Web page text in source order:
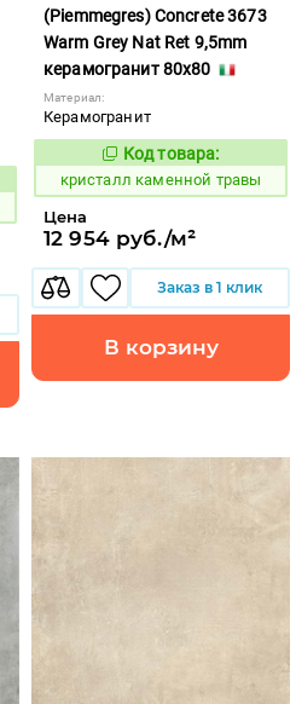
(Piemmegres) Concrete 3673
Warm Grey Nat Ret 9,5mm
керамогранит 80x80
Материал:
Керамогранит
817232
Код товара:
кристалл каменной травы
Цена
12 954 руб./м²
Заказ в 1 клик
В корзину